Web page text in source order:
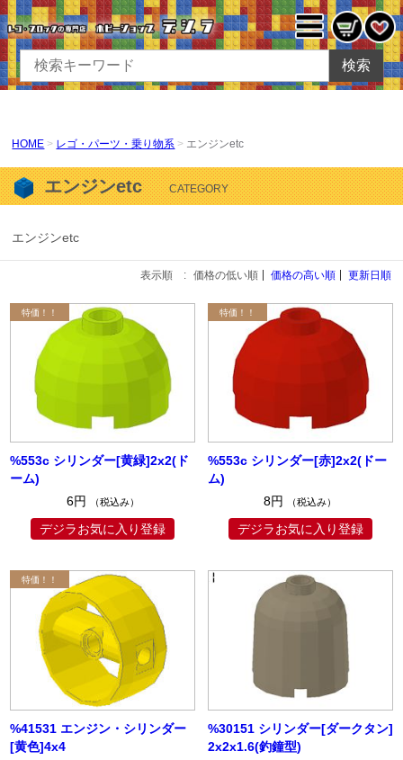
検索
HOME レゴ・パーツ・乗り物系 エンジンetc
エンジンetc CATEGORY
エンジンetc
表示順 : 価格の低い順 価格の高い順 更新日順
%553c シリンダー[黄緑]2x2(ド
ーム)
6円
（税込み）
デジラお気に入り登録
%553c シリンダー[赤]2x2(ドー
ム)
8円
（税込み）
デジラお気に入り登録
%41531 エンジン・シリンダー
[黄色]4x4
%30151 シリンダー[ダークタン]
2x2x1.6(釣鐘型)